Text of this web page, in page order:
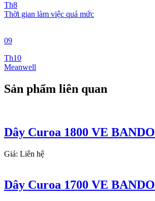
Th8
Thời gian làm việc quá mức
09
Th10
Meanwell
Sản phẩm liên quan
Dây Curoa 1800 VE BANDO
Giá: Liên hệ
Dây Curoa 1700 VE BANDO